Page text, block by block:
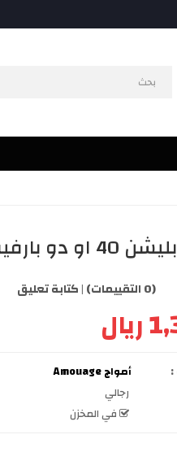
100مل
(0 التقييمات) |كتابة تعليق
:
أمواج Amouage
رجالي
في المخزن